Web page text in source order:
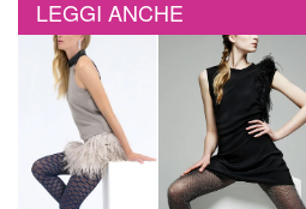
LEGGI ANCHE